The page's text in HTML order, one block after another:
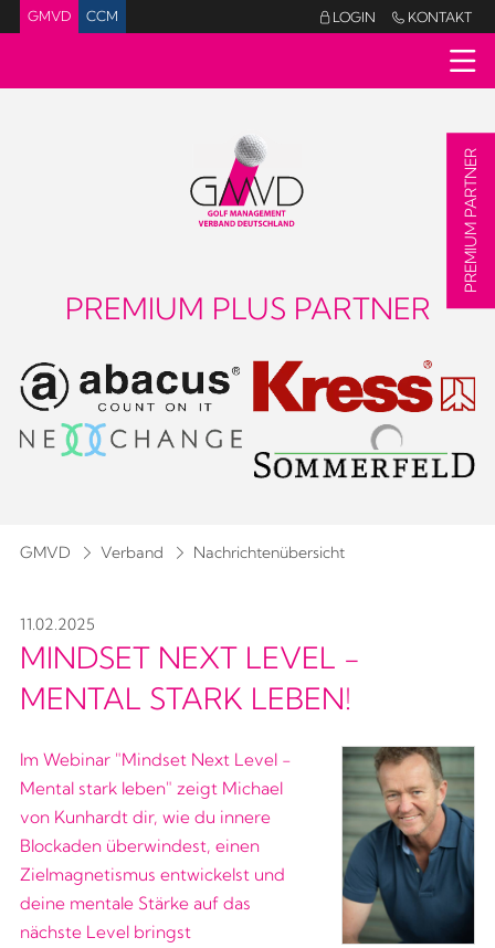
GMVD CCM LOGIN  KONTAKT
PREMIUM PLUS PARTNER
GMVD Verband Nachrichtenübersicht
11.02.2025
MINDSET NEXT LEVEL -
MENTAL STARK LEBEN!
Im Webinar "Mindset Next Level -
Mental stark leben" zeigt Michael
von Kunhardt dir, wie du innere
Blockaden überwindest, einen
Zielmagnetismus entwickelst und
deine mentale Stärke auf das
nächste Level bringst
PREMIUM PARTNER